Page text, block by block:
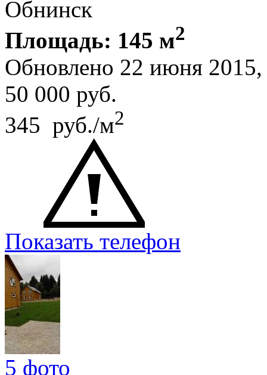
Обнинск
Площадь: 145 м2
Обновлено 22 июня
50 000 руб.
345 руб./м2
Показать телефон
5 фото